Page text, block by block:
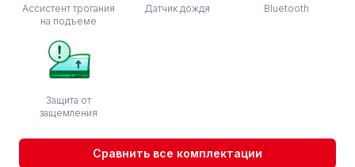
Ассистент трогания
на подъеме
Датчик дождя Bluetooth
Защита от
защемления
Сравнить все комплектации